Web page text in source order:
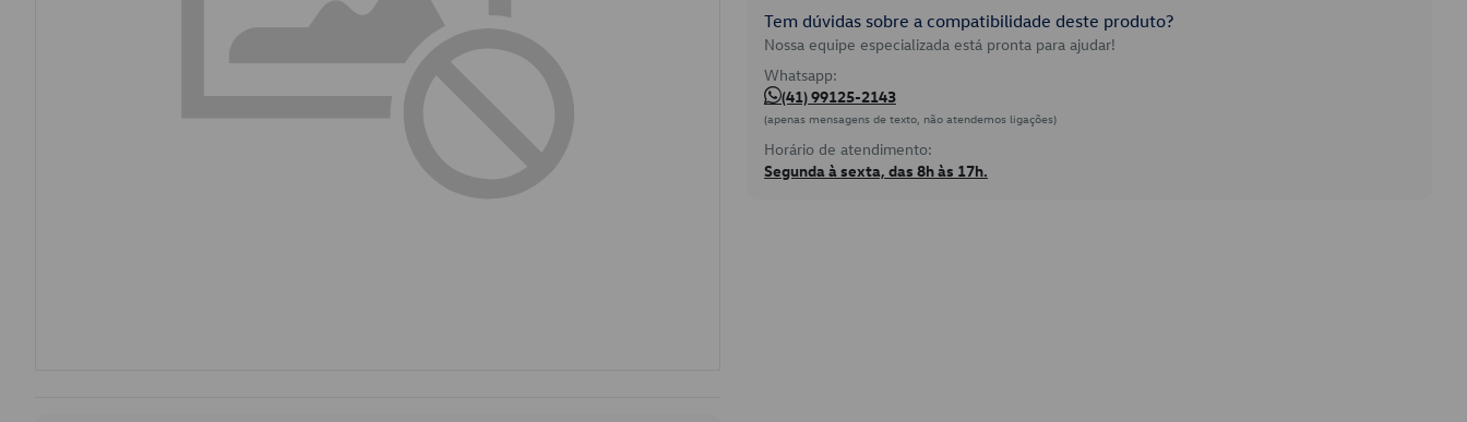
Tem dúvidas sobre a compatibilidade deste produto?
Nossa equipe especializada está pronta para ajudar!
Whatsapp:
(41) 99125-2143
(apenas mensagens de texto, não atendemos ligações)
Horário de atendimento:
Segunda à sexta, das 8h às 17h.